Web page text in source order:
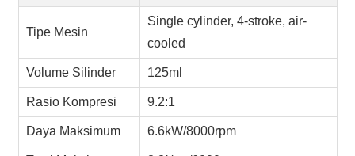
Tipe Mesin
Single cylinder, 4-stroke, air-
cooled
Volume Silinder 125ml
Rasio Kompresi 9.2:1
Daya Maksimum 6.6kW/8000rpm